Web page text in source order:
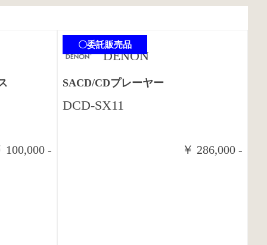
100,000 -
DENON
SACD/CDプレーヤー
DCD-SX11
〇委託販売品
￥ 286,000 -